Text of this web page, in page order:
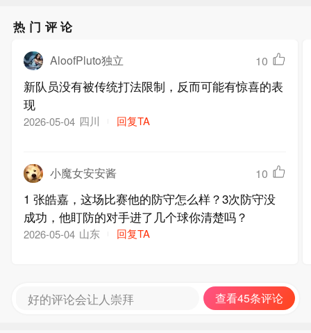
热门评论
AloofPluto独立 10
新队员没有被传统打法限制，反而可能有惊喜的表
现
2026-05-04 四川 回复TA
小魔女安安酱 10
1 张皓嘉，这场比赛他的防守怎么样？3次防守没
成功，他盯防的对手进了几个球你清楚吗？
2026-05-04 山东 回复TA
好的评论会让人崇拜 查看45条评论